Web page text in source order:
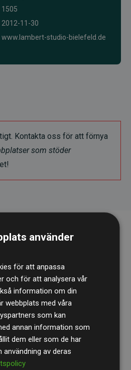
1505
2012-11-30
www.lambert-studio-bielefeld.de
Kontakta oss för att förnya
som stöder
kontinuerligt våra
för att säkerställa
att våra investeringar i
kompenserar för
använder
för att anpassa
och för att analysera vår
information om din
webbplats med våra
som kan
annan information som
dem eller som de har
användning av deras